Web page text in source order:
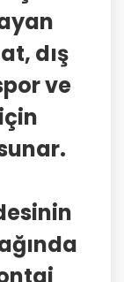
dış
ve